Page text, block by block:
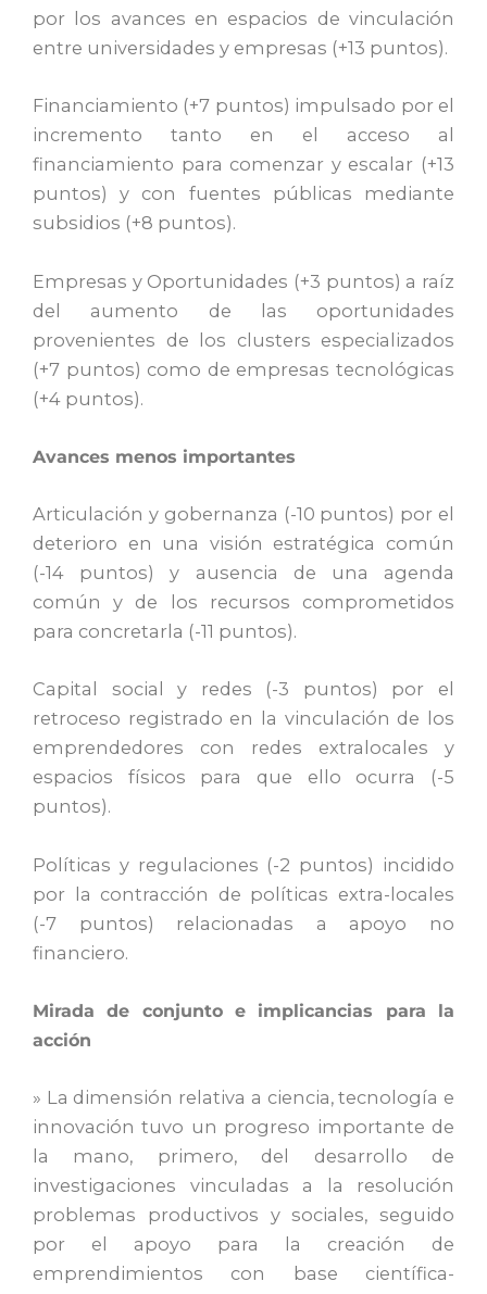
por los avances en espacios de vinculación
entre universidades y empresas (+13 puntos).
Financiamiento (+7 puntos) impulsado por el
incremento tanto en el acceso al
financiamiento para comenzar y escalar (+13
puntos) y con fuentes públicas mediante
subsidios (+8 puntos).
Empresas y Oportunidades (+3 puntos) a raíz
del aumento de las oportunidades
provenientes de los clusters especializados
(+7 puntos) como de empresas tecnológicas
(+4 puntos).
Avances menos importantes
Articulación y gobernanza (-10 puntos) por el
deterioro en una visión estratégica común
(-14 puntos) y ausencia de una agenda
común y de los recursos comprometidos
para concretarla (-11 puntos).
Capital social y redes (-3 puntos) por el
retroceso registrado en la vinculación de los
emprendedores con redes extralocales y
espacios físicos para que ello ocurra (-5
puntos).
Políticas y regulaciones (-2 puntos) incidido
por la contracción de políticas extra-locales
(-7 puntos) relacionadas a apoyo no
financiero.
Mirada de conjunto e implicancias para la
acción
» La dimensión relativa a ciencia, tecnología e
innovación tuvo un progreso importante de
la mano, primero, del desarrollo de
investigaciones vinculadas a la resolución
problemas productivos y sociales, seguido
por el apoyo para la creación de
emprendimientos con base científica-